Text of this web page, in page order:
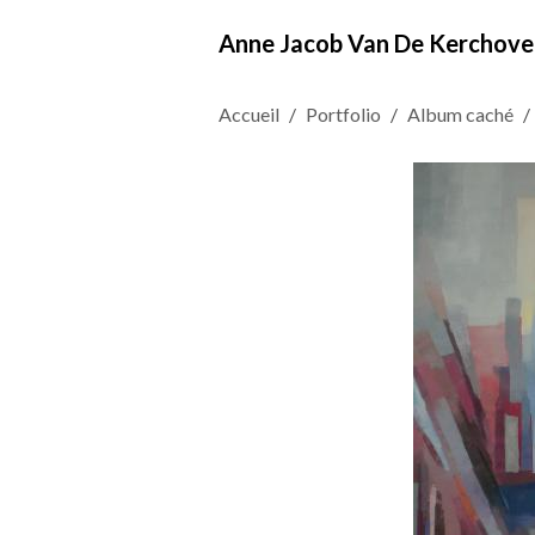
Anne Jacob Van De Kerchove
Accueil Portfolio Album caché